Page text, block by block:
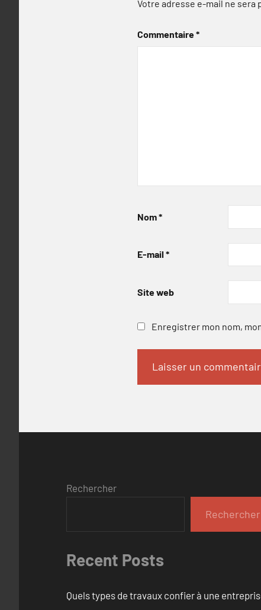
Votre adresse e-mail ne sera
Commentaire*
Nom*
E-mail *
Site web
Enregistrer mon nom,
Rechercher
Rechercher
Recent Posts
Quels types de travaux confier à une